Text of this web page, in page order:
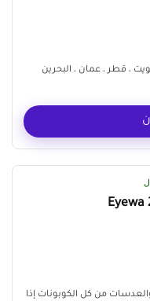
، قطر ، عمان ، البحرين
على النظارات والعدسات من كل الكوبونات إذا